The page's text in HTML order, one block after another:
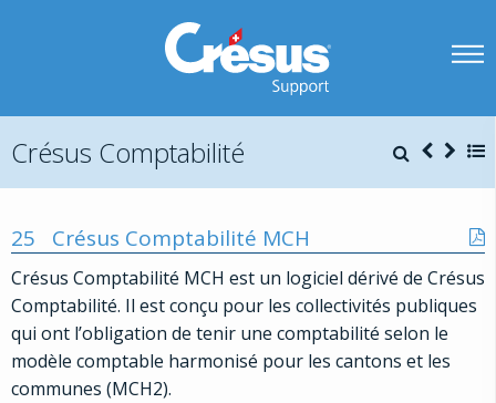
Crésus Comptabilité
25 Crésus Comptabilité MCH
Crésus Comptabilité MCH est un logiciel dérivé de Crésus
Comptabilité. Il est conçu pour les collectivités publiques
qui ont l’obligation de tenir une comptabilité selon le
modèle comptable harmonisé pour les cantons et les
communes (MCH2).